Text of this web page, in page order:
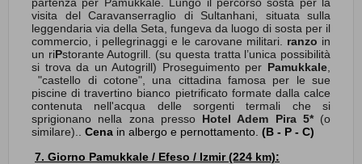
visita del Caravanserraglio di Sultanhani, situata sulla
leggendaria via della Seta, fungeva da luogo di sosta per il
commercio, i pellegrinaggi e le carovane militari. ranzo in
un riPstorante Autogrill. (su questa tratta l’unica possibilità
si trova da un Autogrill) Proseguimento per Pamukkale
"castello di cotone", una cittadina famosa per le sue
piscine di travertino bianco pietrificato formate dalla calce
contenuta nell'acqua delle sorgenti termali che si
sprigionano nella zona presso Hotel Adem Pira 5*(o
similare).
Cena in albergo e pernottamento. (B - P - C)
7. Giorno Pamukkale / Efeso / Izmir (224 km):